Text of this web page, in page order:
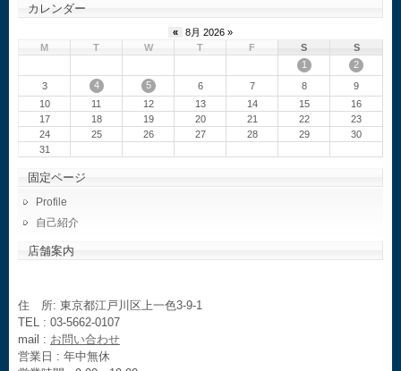
カレンダー
«
8月 2026 »
M
T W T F S
S
1
2
3
4 5 6 7 8
9
10
11 12 13 14 15
16
17
18 19 20 21 22
23
24
25 26 27 28 29
30
31
固定ページ
Profile
自己紹介
店舗案内
住 所: 東京都江戸川区上一色3-9-1
TEL : 03-5662-0107
mail : お問い合わせ
営業日 : 年中無休